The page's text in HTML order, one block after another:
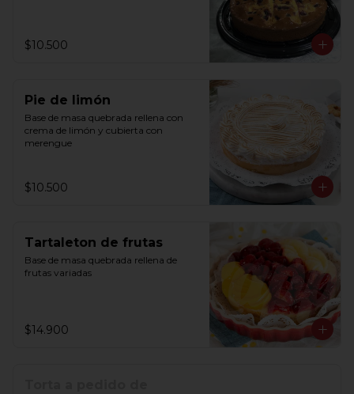
$10.500
Pie de limón
Base de masa quebrada rellena con
crema de limón y cubierta con
merengue
$10.500
Tartaleton de frutas
Base de masa quebrada rellena de
frutas variadas
$14.900